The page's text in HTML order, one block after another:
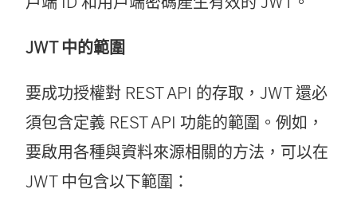
JWT 中的範圍
要成功授權對 REST API 的存取，JWT 還必
須包含定義 REST API 功能的範圍。例如，
要啟用各種與資料來源相關的方法，可以在
JWT 中包含以下範圍：